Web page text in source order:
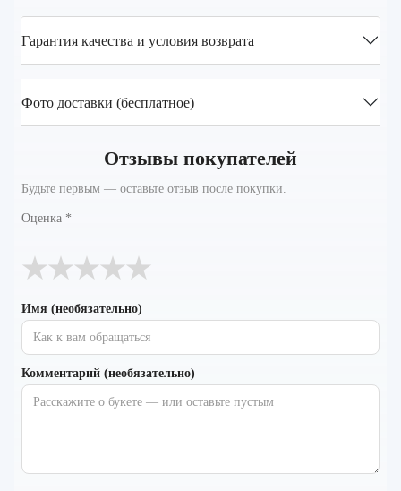
Гарантия качества и условия возврата
Фото доставки (бесплатное)
Отзывы покупателей
Будьте первым — оставьте отзыв после покупки.
Оценка *
★
★
★
★
★
Имя (необязательно)
Комментарий (необязательно)